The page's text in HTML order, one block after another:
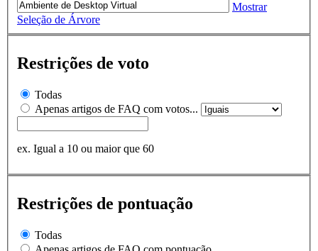
Mostrar
Seleção de Árvore
Restrições de voto
Todas
Apenas artigos de FAQ com votos...
ex. Igual a 10 ou maior que 60
Restrições de pontuação
Todas